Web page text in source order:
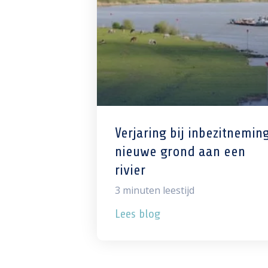
Verjaring bij
nieuwe grond aan een
rivier
3 minuten leestijd
Lees blog